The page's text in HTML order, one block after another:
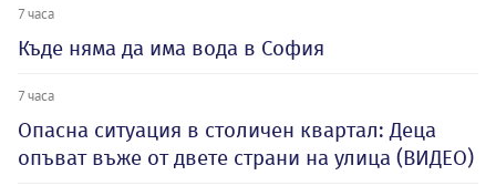
7 часа
Къде няма да има вода в София
7 часа
Опасна ситуация в столичен квартал: Деца
опъват въже от двете страни на улица (ВИДЕО)